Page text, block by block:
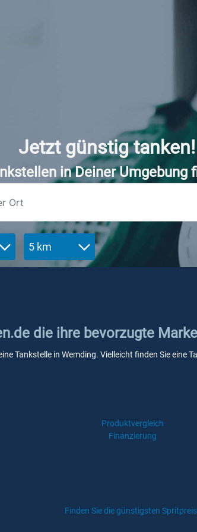
Jetzt günstig tanken!
in Deiner Umgebung
5 km
die ihre bevorzugte
Tankstelle in Wemding. Vielleicht finden Sie eine
Produktvergleich
Finanzierung
Finden Sie die günstigsten